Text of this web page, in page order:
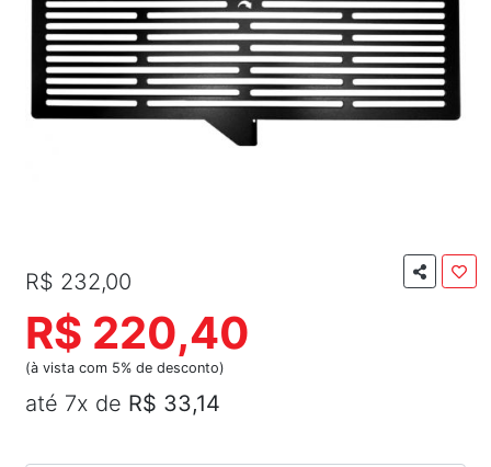
R$ 232,00
R$ 220,40
(à vista com 5% de desconto)
até 7x de R$ 33,14